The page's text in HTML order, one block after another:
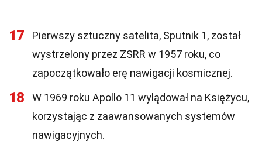
17
Pierwszy sztuczny satelita, Sputnik 1, został
wystrzelony przez ZSRR w 1957 roku, co
zapoczątkowało erę nawigacji kosmicznej.
18
W 1969 roku Apollo 11 wylądował na Księżycu,
korzystając z zaawansowanych systemów
nawigacyjnych.